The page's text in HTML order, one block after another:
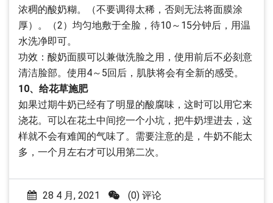
浓稠的酸奶糊。（不要调得太稀，否则无法将面膜涂
厚）。（2）均匀地敷于全脸，待10～15分钟后，用温
水洗净即可。
功效：酸奶面膜可以兼做洗脸之用，使用前后不必刻意
清洁脸部。使用4～5回后，肌肤将会有全新的感受。
10、给花草施肥
如果过期牛奶已经有了明显的酸腐味，这时可以用它来
浇花。可以在花土中间挖一个小坑，把牛奶埋进去，这
样就不会有难闻的气味了。需要注意的是，牛奶不能太
多，一个月左右才可以用第二次。
28 4 月, 2021
(0) 评论